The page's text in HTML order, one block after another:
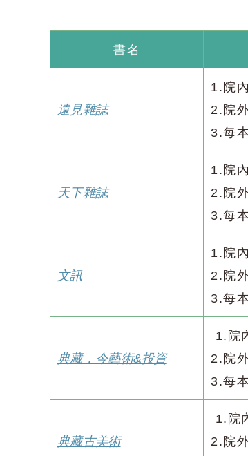
書名
遠見雜誌
1.院
2.院
3.每
天下雜誌
1.院
2.院
3.每
文訊
1.院
2.院
3.每
典藏．今藝術&投資
1.院
2.院
3.每
典藏古美術
1.院
2.院